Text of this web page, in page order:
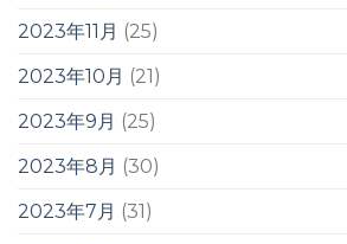
2023年11月 (25)
2023年10月 (21)
2023年9月 (25)
2023年8月 (30)
2023年7月 (31)